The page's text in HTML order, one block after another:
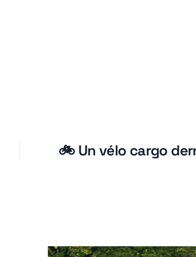
🚲 Un vélo cargo